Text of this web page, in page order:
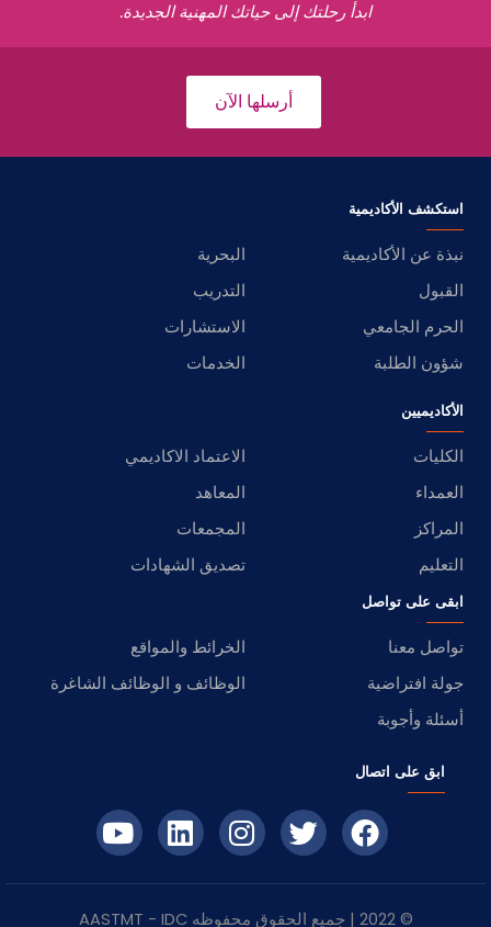
ابدأ رحلتك إلى حياتك المهنية الجديدة.
أرسلها الآن
استكشف الأكاديمية
نبذة عن الأكاديمية
البحرية
القبول
التدريب
الحرم الجامعي
الاستشارات
شؤون الطلبة
الخدمات
الأكاديميين
الكليات
الاعتماد الاكاديمي
العمداء
المعاهد
المراكز
المجمعات
التعليم
تصديق الشهادات
ابقى على تواصل
تواصل معنا
الخرائط والمواقع
جولة افتراضية
الوظائف و الوظائف الشاغرة
أسئلة وأجوبة
ابق على اتصال
© 2022 | جميع الحقوق محفوظه IDC
- AASTMT